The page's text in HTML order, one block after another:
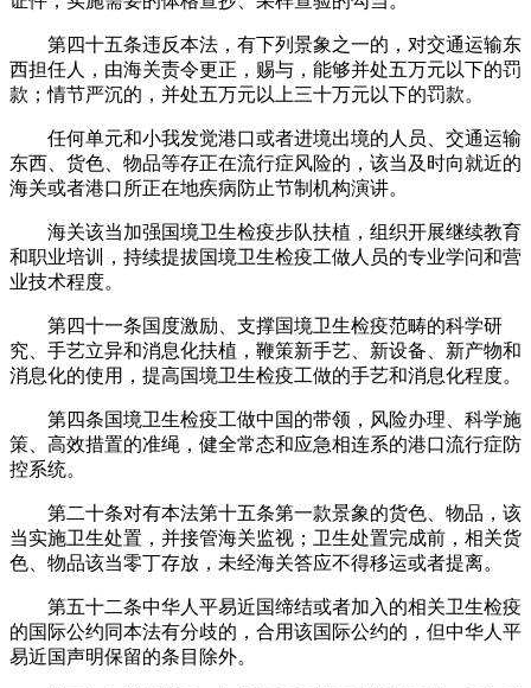
第四十五条违反本法，有下列景象之一的，对交通运输东
西担任人，由海关责令更正，赐与，能够并处五万元以下的罚
款；情节严沉的，并处五万元以上三十万元以下的罚款。
任何单元和小我发觉港口或者进境出境的人员、交通运输
东西、货色、物品等存正在流行症风险的，该当及时向就近的
海关或者港口所正在地疾病防止节制机构演讲。
海关该当加强国境卫生检疫步队扶植，组织开展继续教育
和职业培训，持续提拔国境卫生检疫工做人员的专业学问和营
业技术程度。
第四十一条国度激励、支撑国境卫生检疫范畴的科学研
究、手艺立异和消息化扶植，鞭策新手艺、新设备、新产物和
消息化的使用，提高国境卫生检疫工做的手艺和消息化程度。
第四条国境卫生检疫工做中国的带领，风险办理、科学施
策、高效措置的准绳，健全常态和应急相连系的港口流行症防
控系统。
第二十条对有本法第十五条第一款景象的货色、物品，该
当实施卫生处置，并接管海关监视；卫生处置完成前，相关货
色、物品该当零丁存放，未经海关答应不得移运或者提离。
第五十二条中华人平易近国缔结或者加入的相关卫生检疫
的国际公约同本法有分歧的，合用该国际公约的，但中华人平
易近国声明保留的条目除外。